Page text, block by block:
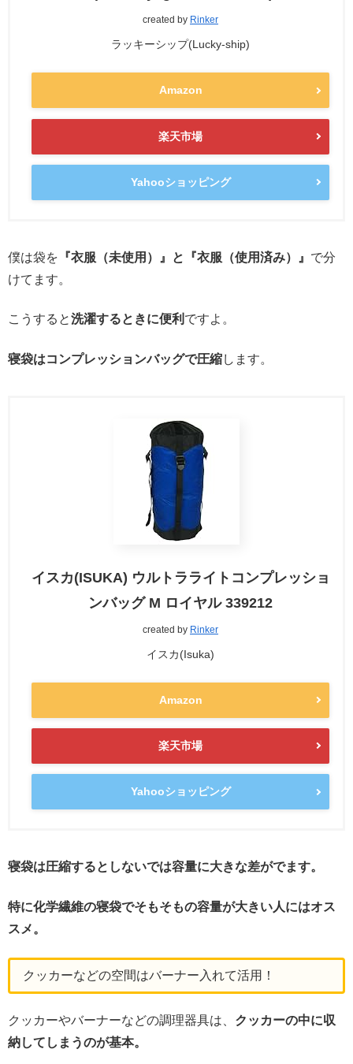
created by Rinker
ラッキーシップ(Lucky-ship)
Amazon
楽天市場
Yahooショッピング
僕は袋を 『衣服（未使用）』と『衣服（使用済み）』 で分
けてます。
こうすると洗濯するときに便利 ですよ。
寝袋はコンプレッションバッグで圧縮します。
イスカ(ISUKA) ウルトラライトコンプレッショ
ンバッグ M ロイヤル 339212
created by Rinker
イスカ(Isuka)
Amazon
楽天市場
Yahooショッピング
寝袋は圧縮するとしないでは容量に大きな差がでます。
特に化学繊維の寝袋でそもそもの容量が大きい人にはオス
スメ。
クッカーなどの空間はバーナー入れて活用！
クッカーやバーナーなどの調理器具は、 クッカーの中に収
納してしまうのが基本。